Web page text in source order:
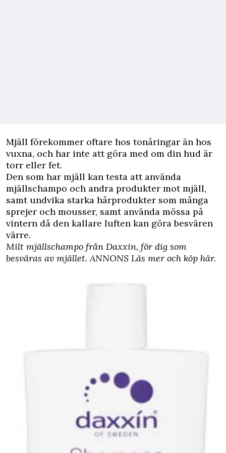
Mjäll förekommer oftare hos tonåringar än hos
vuxna, och har inte att göra med om din hud är
torr eller fet.
Den som har mjäll kan testa att använda
mjällschampo och andra produkter mot mjäll,
samt undvika starka hårprodukter som många
sprejer och mousser, samt använda mössa på
vintern då den kallare luften kan göra besvären
värre.
Milt mjällschampo från Daxxin, för dig som
besväras av mjället.ANNONS Läs mer och köp här.